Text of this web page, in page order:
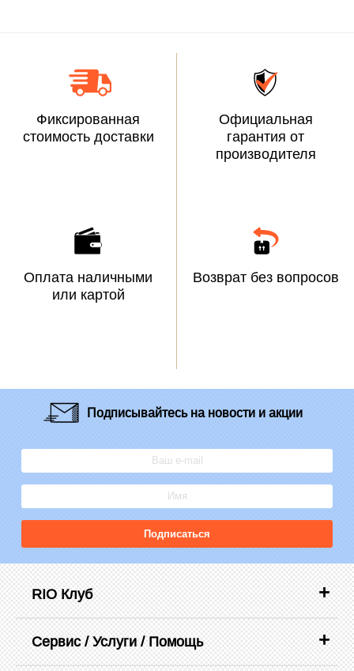
Фиксированная
стоимость доставки
Официальная
гарантия от
производителя
Оплата наличными
или картой
Возврат без вопросов
Подписывайтесьна новости и акции
Подписаться
RIO Клуб
Сервис / Услуги / Помощь